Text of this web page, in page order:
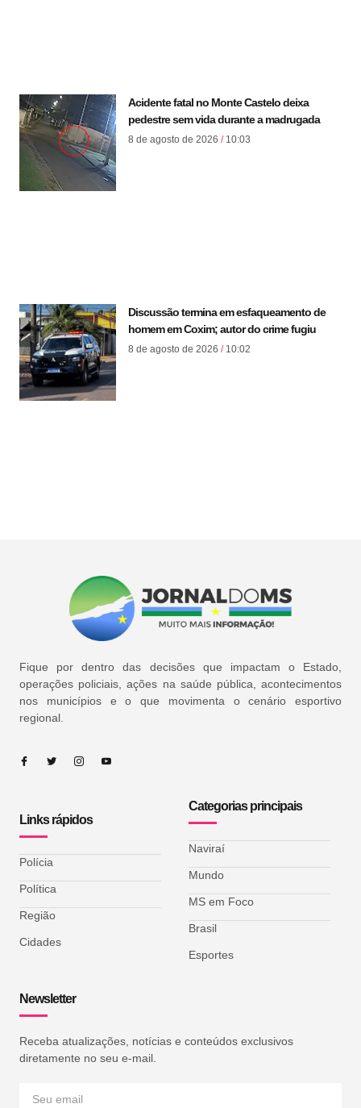
Acidente fatal no Monte Castelo deixa
pedestre sem vida durante a madrugada
8 de agosto de 2026 10:03
Discussão termina em esfaqueamento de
homem em Coxim; autor do crime fugiu
8 de agosto de 2026 10:02
Fique por dentro das decisões que impactam o Estado,
operações policiais, ações na saúde pública, acontecimentos
nos municípios e o que movimenta o cenário esportivo
regional.
Links rápidos
Polícia
Política
Região
Cidades
Categorias principais
Naviraí
Mundo
MS em Foco
Brasil
Esportes
Newsletter
Receba atualizações, notícias e conteúdos exclusivos
diretamente no seu e-mail.